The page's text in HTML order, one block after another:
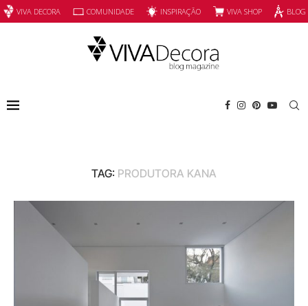
VIVA DECORA COMUNIDADE INSPIRAÇÃO VIVA SHOP
TAG: PRODUTORA KANA